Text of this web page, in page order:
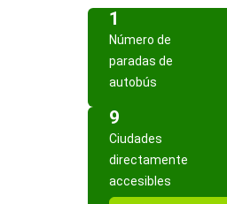
1
Número de
paradas de
autobús
9
Ciudades
directamente
accesibles